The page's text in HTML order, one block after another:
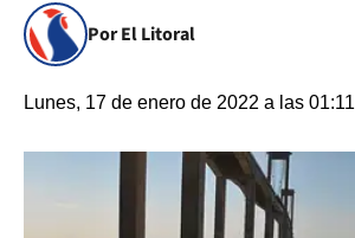
Por El Litoral
Lunes, 17 de enero de 2022 a las 01:11